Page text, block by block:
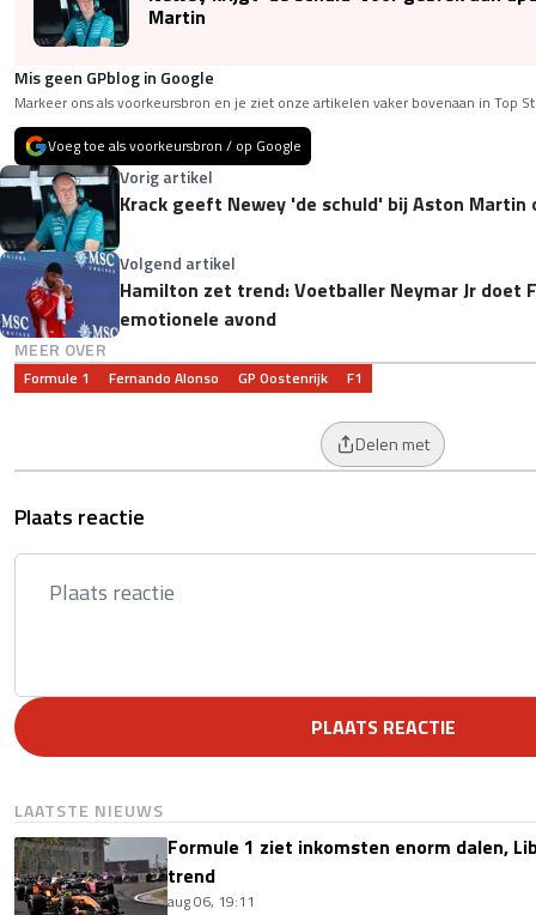
Martin
Mis geen GPblog in Google
Markeer ons als voorkeursbron en je ziet onze artikelen vaker bovenaan in Top
Voeg toe als voorkeursbron / op Google
Vorig artikel
Krack geeft Newey 'de schuld' bij Aston Martin
Volgend artikel
Hamilton zet trend: Voetballer Neymar Jr doet
emotionele avond
MEER OVER
Formule 1 Fernando Alonso GP Oostenrijk F1
Delen met
Plaats reactie
PLAATS REACTIE
LAATSTE NIEUWS
Formule 1 ziet inkomsten enorm dalen,
trend
aug 06, 19:11